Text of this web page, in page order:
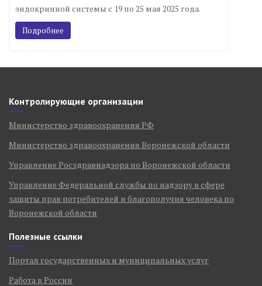
эндокринной системы с 19 по 25 мая 2025 года.
Подробнее
Контролирующие организации
Министерство здравоохранения РФ
Министерство здравоохранения Воронежской области
Управление Росздравнадзора по Воронежской области
Управление Федеральной службы по надзору в сфере
защиты прав потребителей и благополучия человека по
Воронежской области
Полезные ссылки
Портал государственных и муниципальных услуг
Работа в России